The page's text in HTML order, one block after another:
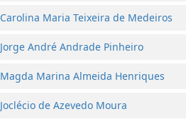
Carolina Maria Teixeira de Medeiros
Jorge André Andrade Pinheiro
Magda Marina Almeida Henriques
Joclécio de Azevedo Moura